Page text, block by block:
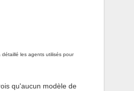
les agents utilisés pour
qu'aucun modèle de